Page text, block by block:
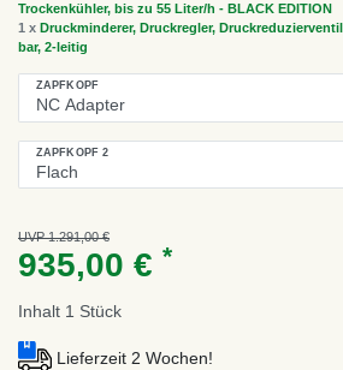
Trockenkühler, bis zu 55 Liter/h - BLACK EDITION
1 x Druckminderer, Druckregler,
bar, 2-leitig
ZAPFKOPF
ZAPFKOPF 2
UVP 1.291,00 €
935,00 € *
Inhalt 1 Stück
Lieferzeit 2 Wochen!